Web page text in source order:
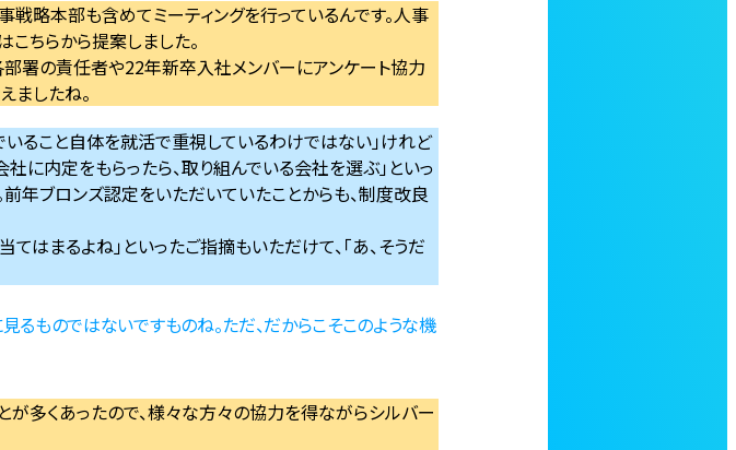
略本部も含めてミーティングを行っているんです。人事
ちらから提案しました。
署の責任者や22年新卒入社メンバーにアンケート協力
ましたね。
ること自体を就活で重視しているわけではない」けれど
に内定をもらったら、取り組んでいる会社を選ぶ」といっ
年ブロンズ認定をいただいていたことからも、制度改良
はまるよね」といったご指摘もいただけて、「あ、そうだ
るものではないですものね。ただ、だからこそこのような機
多くあったので、様々な方々の協力を得ながらシルバー